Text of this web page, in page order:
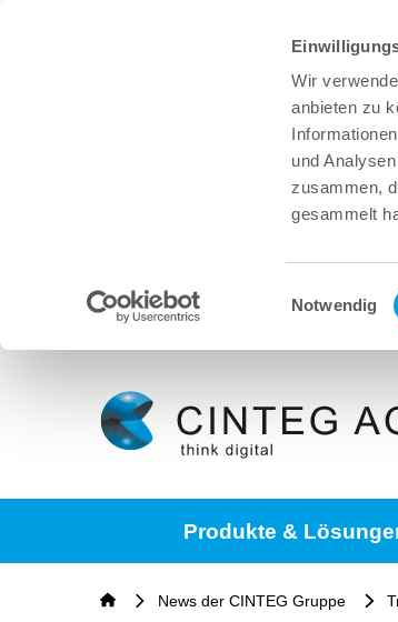
Wir
anbieten zu
und
zusammen,
gesammelt
Notwendig
Produkte &
News der CINTEG Gruppe